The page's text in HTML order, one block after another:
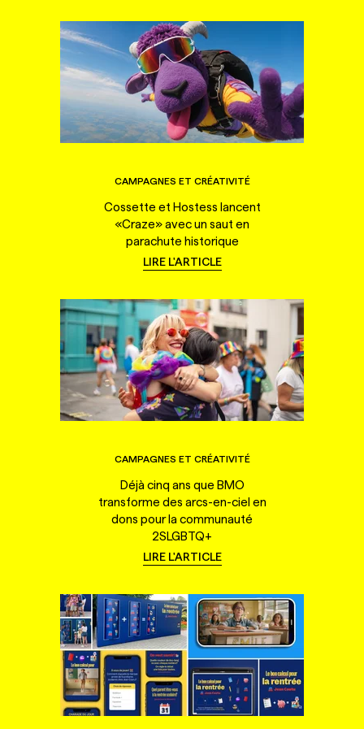
CAMPAGNES ET CRÉATIVITÉ
Cossette et Hostess lancent
«Craze» avec un saut en
parachute historique
LIRE L'ARTICLE
CAMPAGNES ET CRÉATIVITÉ
Déjà cinq ans que BMO
transforme des arcs-en-ciel en
dons pour la communauté
2SLGBTQ+
LIRE L'ARTICLE